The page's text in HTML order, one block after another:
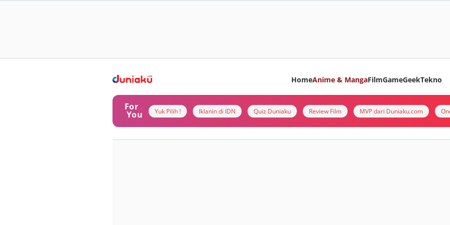
HomeAnime & MangaFilmGameGeekTekno
For
You Yuk Pilih ! Iklanin di IDN Quiz Duniaku Review Film MVP dari Duniaku.com